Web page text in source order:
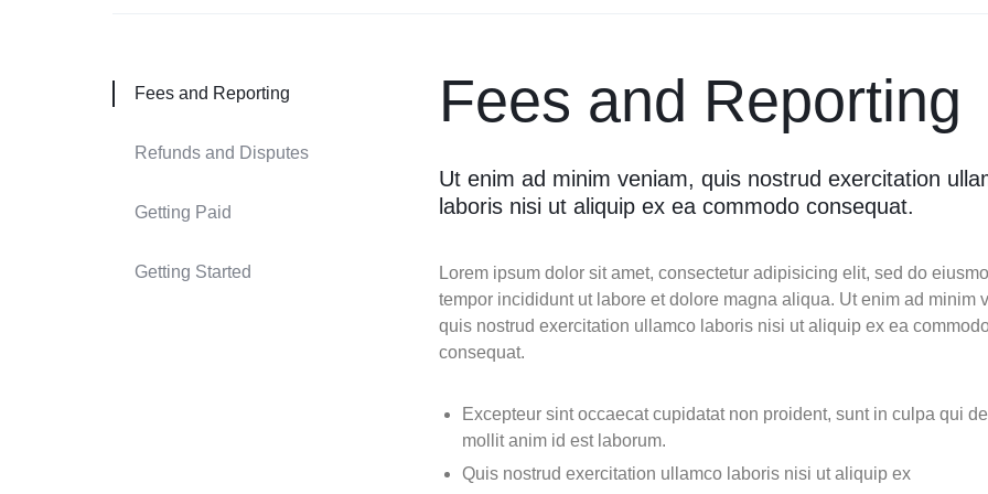
Fees and Reporting
Ut enim ad minim veniam, quis nostrud exercitation
laboris nisi ut aliquip ex ea commodo consequat.
Lorem ipsum dolor sit amet, consectetur adipisicing elit, sed do
tempor incididunt ut labore et dolore magna aliqua. Ut enim ad minim
quis nostrud exercitation ullamco laboris nisi ut aliquip ex ea
consequat.
Excepteur sint occaecat cupidatat non proident, sunt in culpa qui
mollit anim id est laborum.
Quis nostrud exercitation ullamco laboris nisi ut aliquip ex
Fees and Reporting
Refunds and Disputes
Getting Paid
Getting Started